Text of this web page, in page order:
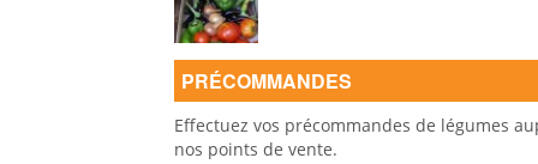
PRÉCOMMANDES
Effectuez vos précommandes de légumes
nos points de vente.